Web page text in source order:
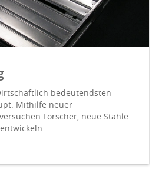
bedeutendsten
Mithilfe neuer
Forscher, neue Stähle